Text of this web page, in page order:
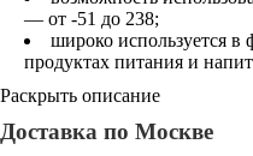
— от -51 до 238;
широко используется в
продуктах питания и
Раскрыть описание
Доставка по Москве